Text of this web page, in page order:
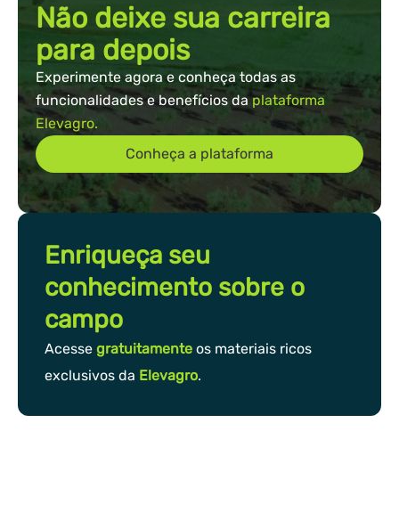
Não deixe sua carreira
para depois
Experimente agora e conheça todas as
funcionalidades e benefícios daplataforma
Elevagro.
Conheça a plataforma
Enriqueça seu
conhecimento sobre o
campo
Acesse gratuitamente os materiais ricos
exclusivos da Elevagro.